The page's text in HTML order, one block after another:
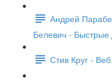
Андрей
Белевич - Быстрые
Стив Круг -